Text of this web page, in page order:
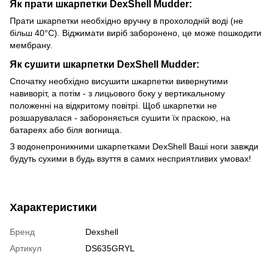
Як прати шкарпетки DexShell Mudder:
Прати шкарпетки необхідно вручну в прохолодній воді (не
більш 40°C). Віджимати виріб заборонено, це може пошкодити
мембрану.
Як сушити шкарпетки DexShell Mudder:
Спочатку необхідно висушити шкарпетки вивернутими
навиворіт, а потім - з лицьового боку у вертикальному
положенні на відкритому повітрі. Щоб шкарпетки не
розшарувалася - забороняється сушити їх праскою, на
батареях або біля вогнища.
З водонепроникними шкарпетками DexShell Ваші ноги завжди
будуть сухими в будь взуття в самих несприятливих умовах!
Характеристики
Бренд
Dexshell
Артикул
DS635GRYL